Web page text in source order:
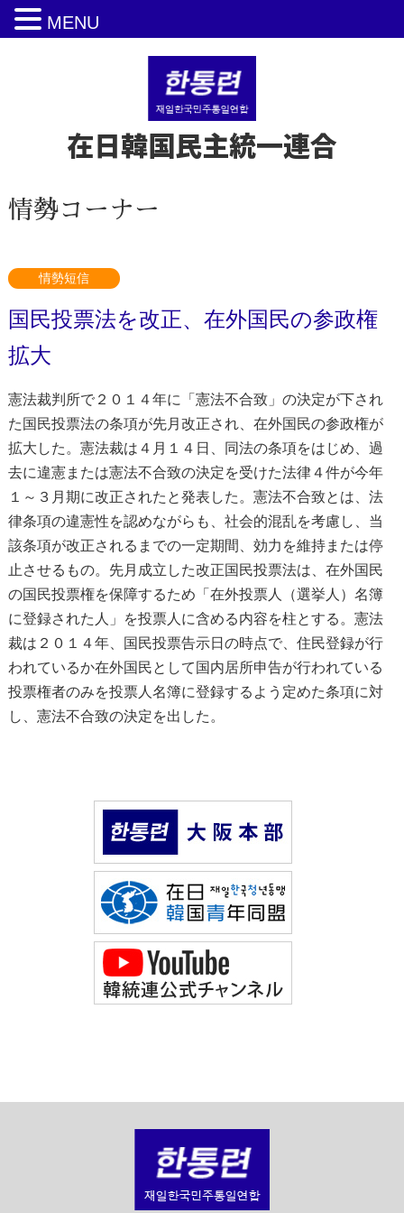
在日韓国民主統一連合
情勢コーナー
情勢短信
国民投票法を改正、在外国民の参政権
拡大
憲法裁判所で２０１４年に「憲法不合致」の決定が下され
た国民投票法の条項が先月改正され、在外国民の参政権が
拡大した。憲法裁は４月１４日、同法の条項をはじめ、過
去に違憲または憲法不合致の決定を受けた法律４件が今年
１～３月期に改正されたと発表した。憲法不合致とは、法
律条項の違憲性を認めながらも、社会的混乱を考慮し、当
該条項が改正されるまでの一定期間、効力を維持または停
止させるもの。先月成立した改正国民投票法は、在外国民
の国民投票権を保障するため「在外投票人（選挙人）名簿
に登録された人」を投票人に含める内容を柱とする。憲法
裁は２０１４年、国民投票告示日の時点で、住民登録が行
われているか在外国民として国内居所申告が行われている
投票権者のみを投票人名簿に登録するよう定めた条項に対
し、憲法不合致の決定を出した。
MENU